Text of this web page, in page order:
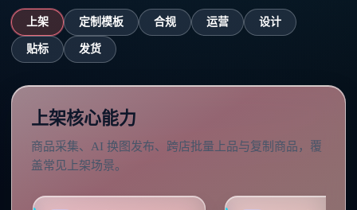
上架 定制模板 合规 运营 设计
贴标 发货
上架核心能力
商品采集、AI 换图发布、跨店批量上品与复制商品，覆
盖常见上架场景。